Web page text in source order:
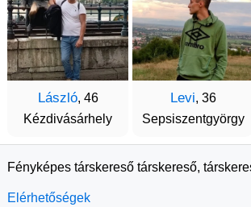
László, 46
Kézdivásárhely
Levi, 36
Sepsiszentgyörgy
Fényképes társkereső társkereső,
Elérhetőségek